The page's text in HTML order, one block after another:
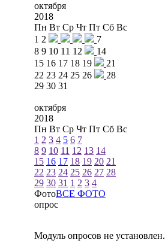
октября
2018
Пн Вт Ср Чт Пт Сб Вс
1 2
7
8 9 10 11 12
14
15 16 17 18 19
21
22 23 24 25 26
28
29 30 31
октября
2018
Пн Вт Ср Чт Пт Сб Вс
1 2 3 4 5 6 7
8 9 10 11 12 13 14
15 16 17 18 19 20 21
22 23 24 25 26 27 28
29 30 31 1 2 3 4
ФотоВСЕ ФОТО
опрос
Модуль опросов не установлен.